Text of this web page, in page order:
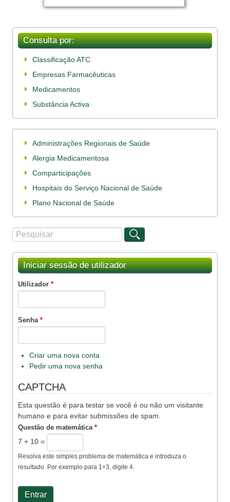
Consulta por:
Classificação ATC
Empresas Farmacêuticas
Medicamentos
Substância Activa
Administrações Regionais de Saúde
Alergia Medicamentosa
Comparticipações
Hospitais do Serviço Nacional de Saúde
Plano Nacional de Saúde
Formulário de procura
Procurar
Iniciar sessão de utilizador
Utilizador *
Senha *
Criar uma nova conta
Pedir uma nova senha
CAPTCHA
Esta questão é para testar se você é ou não um visitante
humano e para evitar submissões de spam.
Questão de matemática *
7 + 10 =
Resolva este simples problema de matemática e introduza o
resultado. Por exemplo para 1+3, digite 4.